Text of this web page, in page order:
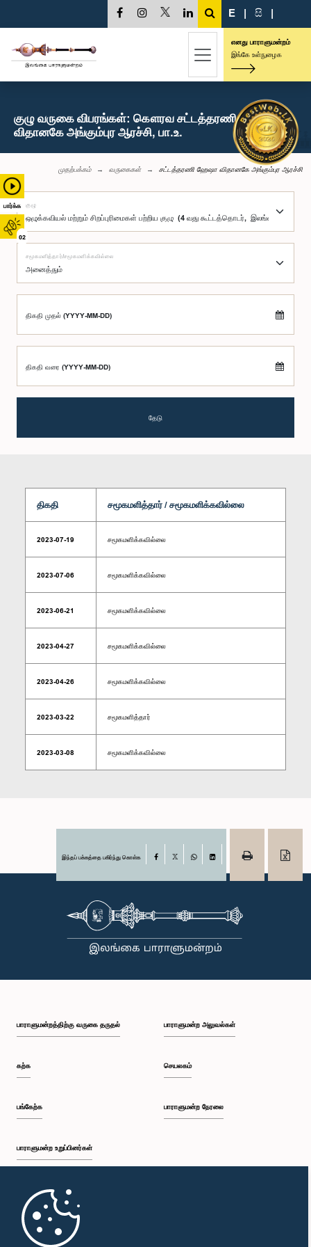
பார்க்க
02
E | සි |
எனது பாராளுமன்றம்
இங்கே உள்நுழைக
குழு வருகை விபரங்கள்: கௌரவ சட்டத்தரணி ஹேஷா
விதானகே அங்கும்புர ஆரச்சி, பா.உ.
முதற்பக்கம் வருகைகள் சட்டத்தரணி ஹேஷா விதானகே அங்கும்புர ஆரச்சி
குழு
சமூகமளித்தார்/சமூகமளிக்கவில்லை
திகதி முதல் (YYYY-MM-DD)
திகதி வரை (YYYY-MM-DD)
தேடு
திகதி சமூகமளித்தார் / சமூகமளிக்கவில்லை
2023-07-19 சமூகமளிக்கவில்லை
2023-07-06 சமூகமளிக்கவில்லை
2023-06-21 சமூகமளிக்கவில்லை
2023-04-27 சமூகமளிக்கவில்லை
2023-04-26 சமூகமளிக்கவில்லை
2023-03-22 சமூகமளித்தார்
2023-03-08 சமூகமளிக்கவில்லை
இந்தப் பக்கத்தை பகிர்ந்து கொள்க Facebook
பாராளுமன்றத்திற்கு வருகை தருதல்
கற்க
பங்கேற்க
பாராளுமன்ற உறுப்பினர்கள்
முதற்பக்கம்
பாராளுமன்ற அலுவல்கள்
செயலகம்
பாராளுமன்ற நேரலை